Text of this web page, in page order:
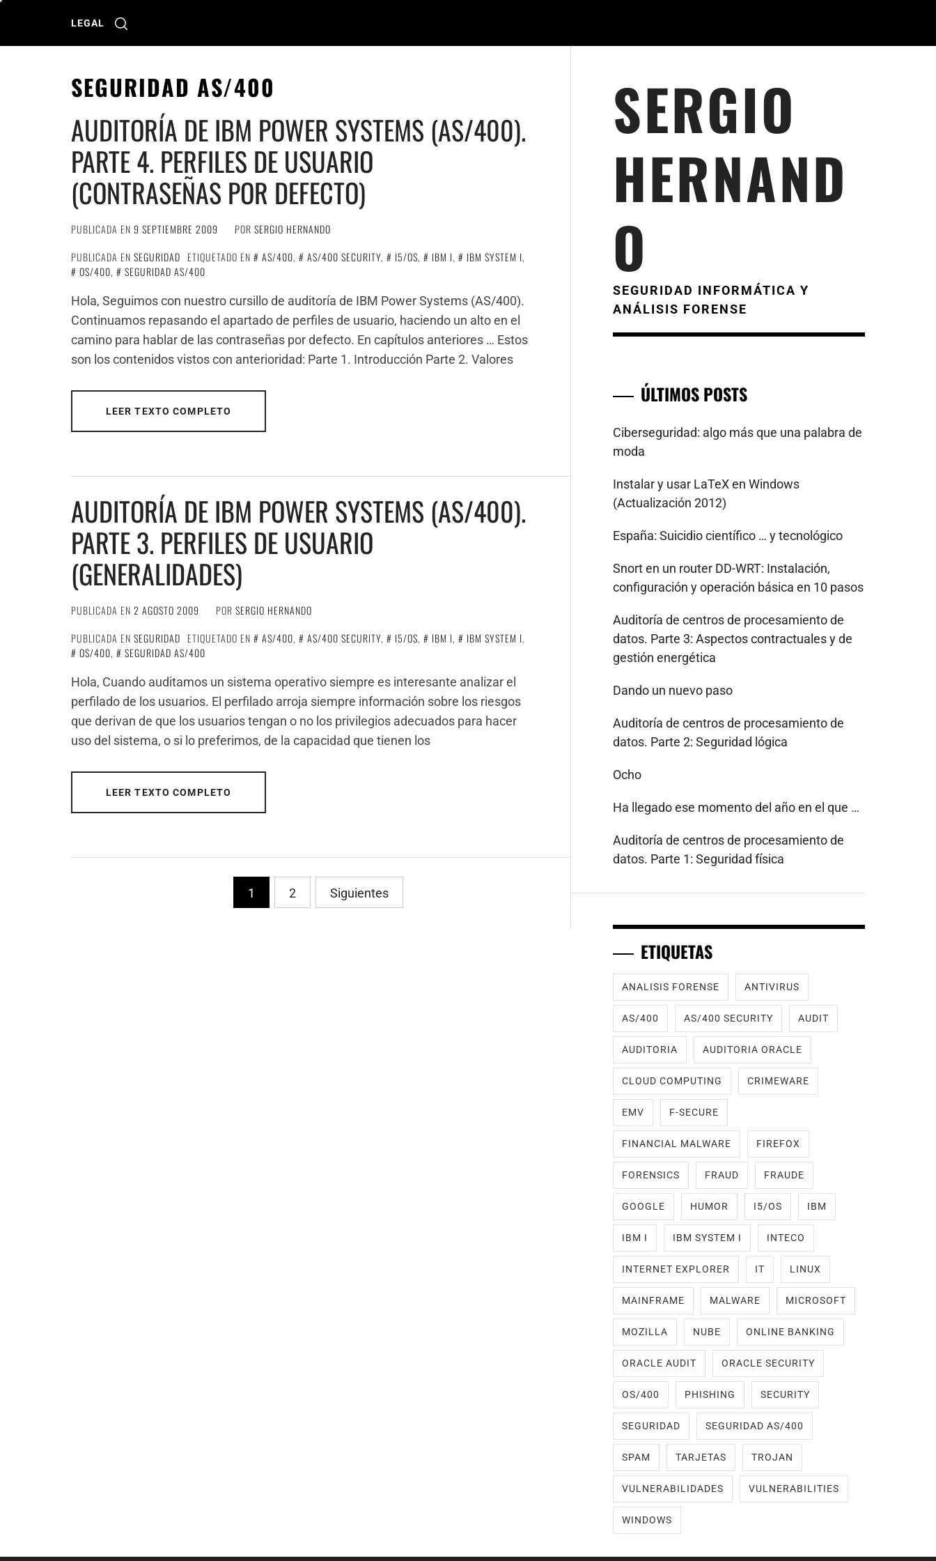
LEGAL
SEGURIDAD AS/400
AUDITORÍA DE IBM POWER SYSTEMS (AS/400).
PARTE 4. PERFILES DE USUARIO
(CONTRASEÑAS POR DEFECTO)
PUBLICADA EN 9 SEPTIEMBRE 2009 POR SERGIO HERNANDO
PUBLICADA EN SEGURIDAD ETIQUETADO EN AS/400, AS/400 SECURITY, I5/OS, IBM I, IBM SYSTEM I,
OS/400,
SEGURIDAD AS/400
Hola, Seguimos con nuestro cursillo de auditoría de IBM Power Systems (AS/400).
Continuamos repasando el apartado de perfiles de usuario, haciendo un alto en el
camino para hablar de las contraseñas por defecto. En capítulos anteriores … Estos
son los contenidos vistos con anterioridad: Parte 1. Introducción Parte 2. Valores
LEER TEXTO COMPLETO
AUDITORÍA DE IBM POWER SYSTEMS (AS/400).
PARTE 3. PERFILES DE USUARIO
(GENERALIDADES)
PUBLICADA EN 2 AGOSTO 2009 POR SERGIO HERNANDO
PUBLICADA EN SEGURIDAD ETIQUETADO EN AS/400, AS/400 SECURITY, I5/OS, IBM I, IBM SYSTEM I,
OS/400,
SEGURIDAD AS/400
Hola, Cuando auditamos un sistema operativo siempre es interesante analizar el
perfilado de los usuarios. El perfilado arroja siempre información sobre los riesgos
que derivan de que los usuarios tengan o no los privilegios adecuados para hacer
uso del sistema, o si lo preferimos, de la capacidad que tienen los
LEER TEXTO COMPLETO
1 2 Siguientes
SERGIO
HERNAND
O
SEGURIDAD INFORMÁTICA Y
ANÁLISIS FORENSE
ÚLTIMOS POSTS
Ciberseguridad: algo más que una palabra de
moda
Instalar y usar LaTeX en Windows
(Actualización 2012)
España: Suicidio científico … y tecnológico
Snort en un router DD-WRT: Instalación,
configuración y operación básica en 10 pasos
Auditoría de centros de procesamiento de
datos. Parte 3: Aspectos contractuales y de
gestión energética
Dando un nuevo paso
Auditoría de centros de procesamiento de
datos. Parte 2: Seguridad lógica
Ocho
Ha llegado ese momento del año en el que …
Auditoría de centros de procesamiento de
datos. Parte 1: Seguridad física
ETIQUETAS
ANALISIS FORENSE ANTIVIRUS
AS/400 AS/400 SECURITY AUDIT
AUDITORIA AUDITORIA ORACLE
CLOUD COMPUTING CRIMEWARE
EMV F-SECURE
FINANCIAL MALWARE FIREFOX
FORENSICS FRAUD FRAUDE
GOOGLE HUMOR I5/OS IBM
IBM I IBM SYSTEM I INTECO
INTERNET EXPLORER IT LINUX
MAINFRAME MALWARE MICROSOFT
MOZILLA NUBE ONLINE BANKING
ORACLE AUDIT ORACLE SECURITY
OS/400 PHISHING SECURITY
SEGURIDAD SEGURIDAD AS/400
SPAM TARJETAS TROJAN
VULNERABILIDADES VULNERABILITIES
WINDOWS